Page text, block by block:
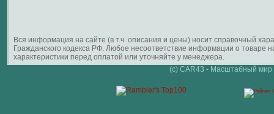
Вся информация на сайте (в т.ч. описания и цены) носит справочный
Гражданского кодекса РФ. Любое несоответствие информации о
характеристики перед оплатой или уточняйте у менеджера.
(c) CAR43 - Масштабный мир